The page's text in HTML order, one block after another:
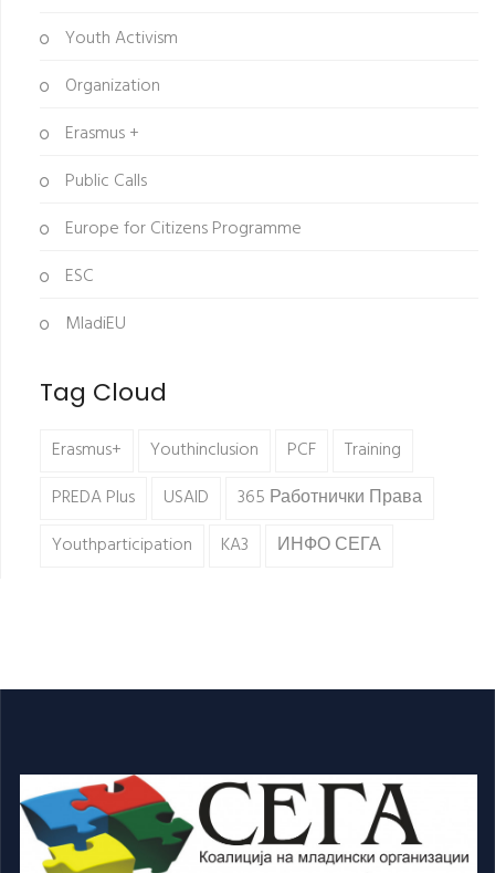
Youth Activism
Organization
Erasmus +
Public Calls
Europe for Citizens Programme
ESC
MladiEU
Tag Cloud
Erasmus+ Youthinclusion PCF
Training
PREDA Plus
USAID
365 Работнички Права
Youthparticipation
KA3 ИНФО СЕГА